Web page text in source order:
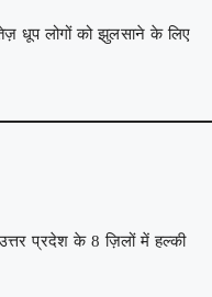
धूप लोगों को झुलसाने के लिए
प्रदेश के 8 ज़िलों में हल्की